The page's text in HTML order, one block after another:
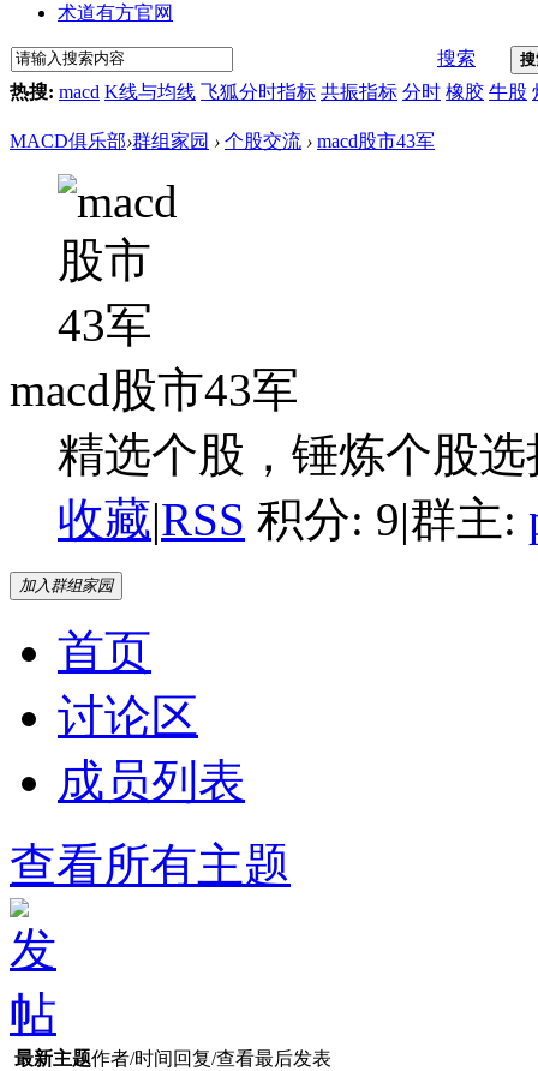
术道有方官网
搜索
热搜: macd K线与均线 飞狐分时指标 共振指标 分时 橡胶 牛股
MACD俱乐部›群组家园 › 个股交流 › macd股市43军
macd股市43军
精选个股，锤炼个股
收藏|RSS 积分: 9|群主:
加入群组家园
首页
讨论区
成员列表
查看所有主题
最新主题作者/时间 回复/查看最后发表